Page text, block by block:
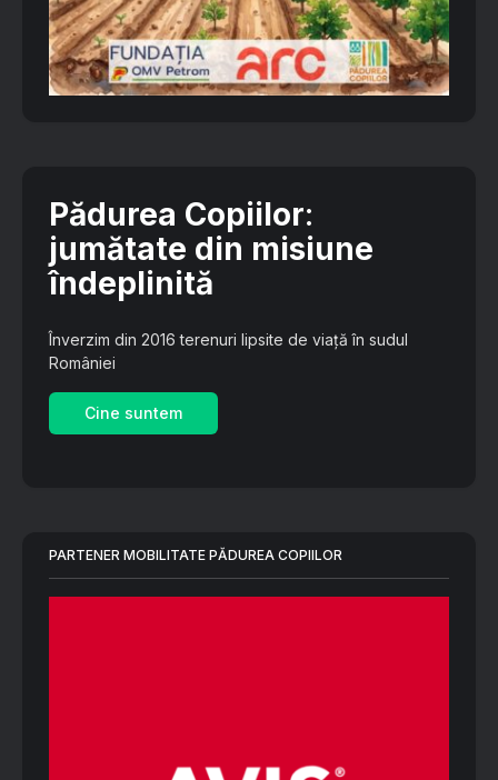
Pădurea Copiilor:
jumătate din misiune
îndeplinită
Înverzim din 2016 terenuri lipsite de viață în sudul
României
Cine suntem
PARTENER MOBILITATE PĂDUREA COPIILOR